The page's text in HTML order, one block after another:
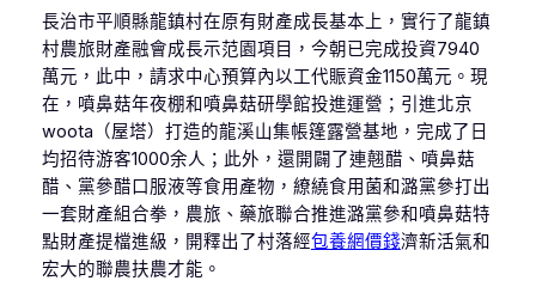
長治市平順縣龍鎮村在原有財產成長基本上，實行了龍鎮
村農旅財產融會成長示范園項目，今朝已完成投資7940
萬元，此中，請求中心預算內以工代賑資金1150萬元。現
在，噴鼻菇年夜棚和噴鼻菇研學館投進運營；引進北京
woota（屋塔）打造的龍溪山集帳篷露營基地，完成了日
均招待游客1000余人；此外，還開闢了連翹醋、噴鼻菇
醋、黨參醋口服液等食用產物，繚繞食用菌和潞黨參打出
一套財產組合拳，農旅、藥旅聯合推進潞黨參和噴鼻菇特
點財產提檔進級，開釋出了村落經包養網價錢濟新活氣和
宏大的聯農扶農才能。